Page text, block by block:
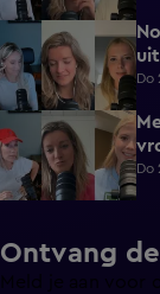
Do
2:50
Do
Ontvang